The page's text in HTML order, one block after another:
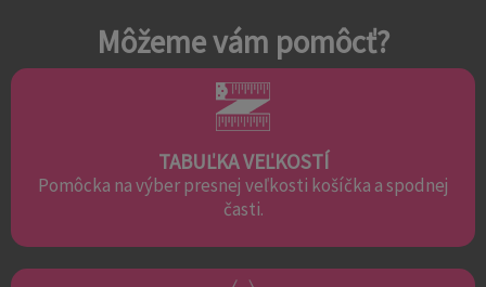
Môžeme vám pomôcť?
TABUĽKA VEĽKOSTÍ
Pomôcka na výber presnej veľkosti košíčka a spodnej
časti.